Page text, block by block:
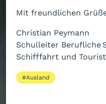
Mit freundlichen
Christian Peymann
Schulleiter Berufliche
Schifffahrt und
Ausland